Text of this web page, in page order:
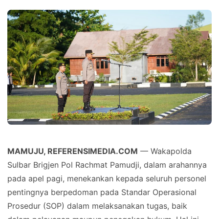
MAMUJU, REFERENSIMEDIA.COM — Wakapolda
Sulbar Brigjen Pol Rachmat Pamudji, dalam arahannya
pada apel pagi, menekankan kepada seluruh personel
pentingnya berpedoman pada Standar Operasional
Prosedur (SOP) dalam melaksanakan tugas, baik